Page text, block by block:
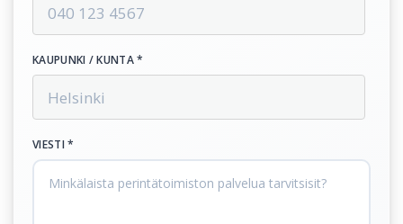
KAUPUNKI / KUNTA *
VIESTI *